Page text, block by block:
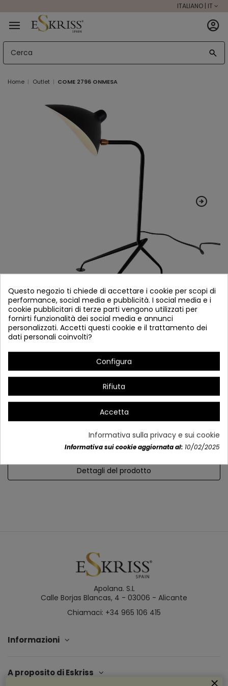
ITALIANO | IT
Home Outlet COME 2796 ONMESA
COME 2796 ONMESA
Acciaio verniciato nero (interni bianchi)
Lampadine: 1 x E27
Misure: Larghezza: 35 cm 日本語: 45 cm
(Bombilla non inclusa)
Dettagli del prodotto
Apolana. S.L
Calle Borjas Blancas, 4 - 03006 - Alicante
Chiamaci: +34 965 106 415
Informazioni
A proposito di Eskriss
Questo negozio ti chiede di accettare i cookie per scopi di
performance, social media e pubblicità. I social media e i
cookie pubblicitari di terze parti vengono utilizzati per
fornirti funzionalità dei social media e annunci
personalizzati. Accetti questi cookie e il trattamento dei
dati personali coinvolti?
Configura
Rifiuta
Accetta
Informativa sulla privacy e sui cookie
Informativa sui cookie aggiornata al: 10/02/2025